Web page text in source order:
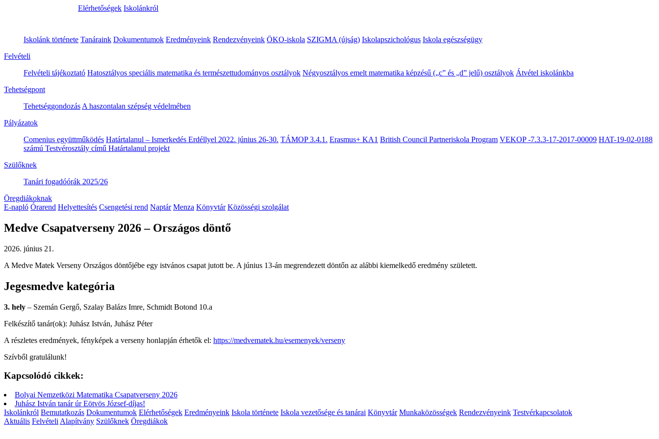
Elérhetőségek Iskolánkról
Iskolánk története Tanáraink Dokumentumok Eredményeink Rendezvényeink ÖKO-iskola SZIGMA (újság) Iskolapszichológus Iskola egészségügy
Felvételi
Felvételi tájékoztató Hatosztályos speciális matematika és természettudományos osztályok Négyosztályos emelt matematika képzésű („c” és „d” jelű) osztályok Átvétel iskolánkba
Tehetségpont
Tehetséggondozás A haszontalan szépség védelmében
Pályázatok
Comenius együttműködés Határtalanul – Ismerkedés Erdéllyel 2022. június 26-30. TÁMOP 3.4.1. Erasmus+ KA1 British Council Partneriskola Program VEKOP -7.3.3-17-2017-00009 HAT-19-02-0188
számú Testvérosztály című Határtalanul projekt
Szülőknek
Tanári fogadóórák 2025/26
Öregdiákoknak
E-napló Órarend Helyettesítés Csengetési rend Naptár Menza Könyvtár Közösségi szolgálat
Medve Csapatverseny 2026 – Országos döntő
2026. június 21.
A Medve Matek Verseny Országos döntőjébe egy istvános csapat jutott be. A június 13-án megrendezett döntőn az alábbi kiemelkedő eredmény született.
Jegesmedve kategória
3. hely – Szemán Gergő, Szalay Balázs Imre, Schmidt Botond 10.a
Felkészítő tanár(ok): Juhász István, Juhász Péter
A részletes eredmények, fényképek a verseny honlapján érhetők el: https://medvematek.hu/esemenyek/verseny
Szívből gratulálunk!
Kapcsolódó cikkek:
Bolyai Nemzetközi Matematika Csapatverseny 2026
Juhász István tanár úr Eötvös József-díjas!
Iskolánkról Bemutatkozás Dokumentumok Elérhetőségek Eredményeink Iskola története Iskola vezetősége és tanárai Könyvtár Munkaközösségek Rendezvényeink Testvérkapcsolatok
Aktuális Felvételi Alapítvány Szülőknek Öregdiákok